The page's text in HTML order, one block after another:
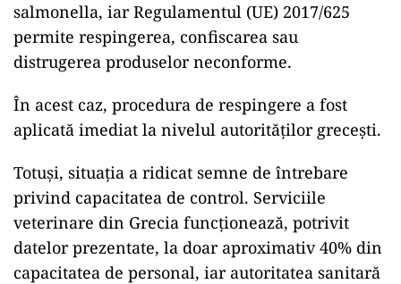
salmonella, iar Regulamentul (UE) 2017/625
permite respingerea, confiscarea sau
distrugerea produselor neconforme.
În acest caz, procedura de respingere a fost
aplicată imediat la nivelul autorităților grecești.
Totuși, situația a ridicat semne de întrebare
privind capacitatea de control. Serviciile
veterinare din Grecia funcționează, potrivit
datelor prezentate, la doar aproximativ 40% din
capacitatea de personal, iar autoritatea sanitară